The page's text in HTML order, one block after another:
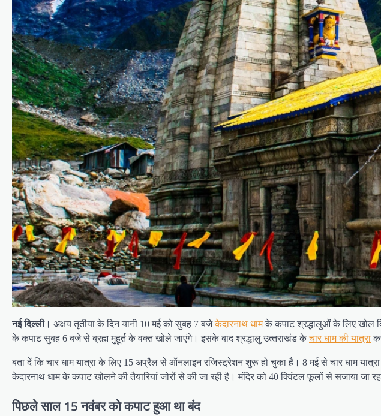
नई दिल्ली। अक्षय तृतीया के दिन यानी 10 मई को सुबह 7 बजेकेदारनाथ धामके कपाट श्रद्धालुओं के लिए खोल
के कपाट सुबह 6 बजे से ब्रह्म मुहूर्त के वक्त खोले जाएंगे। इसके बाद श्रद्धालु उत्‍तराखंड केचार धाम की यात्रा
बता दें कि चार धाम यात्रा के लिए 15 अप्रैल से ऑनलाइन रजिस्ट्रेशन शुरू हो चुका है। 8 मई से चार धाम
केदारनाथ धाम के कपाट खोलने की तैयारियां जोरों से की जा रही है। मंदिर को 40 क्विंटल फूलों से सजाया जा
पिछले साल 15 नवंबर को कपाट हुआ था बंद